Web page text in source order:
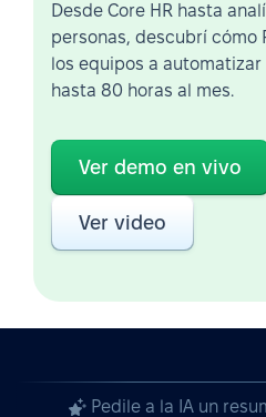
Desde Core HR hasta
personas, descubrí cómo
los equipos a
hasta 80 horas al mes.
Ver demo en vivo
Ver video
Pedile a la IA un